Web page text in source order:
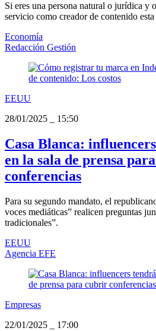
Si eres una persona natural o jurídica y
servicio como creador de contenido
Economía
Redacción Gestión
EEUU
28/01/2025
15:50
Casa Blanca:
en la sala de prensa
conferencias
Para su segundo mandato, el
voces mediáticas” realicen preguntas
tradicionales”.
EEUU
Agencia EFE
Empresas
22/01/2025
17:00